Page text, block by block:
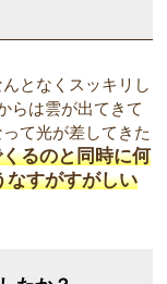
となくスッキリし
らは雲が出てきて
て光が差してきた
るのと同時に何
なすがすがしい